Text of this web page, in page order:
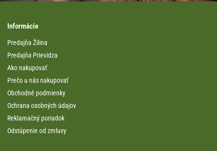
Informácie
Predajňa Žilina
Predajňa Prievidza
Ako nakupovať
Prečo u nás nakupovať
Obchodné podmienky
Ochrana osobných údajov
Reklamačný poriadok
Odstúpenie od zmluvy